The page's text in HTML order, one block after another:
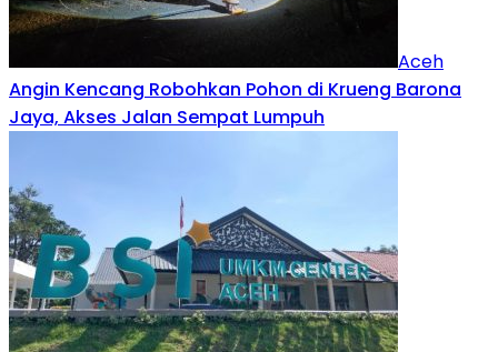
Aceh
Angin Kencang Robohkan Pohon di Krueng Barona
Jaya, Akses Jalan Sempat Lumpuh